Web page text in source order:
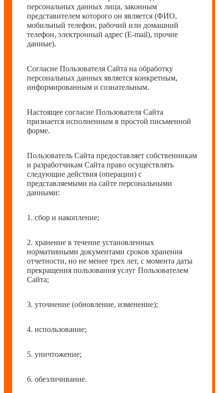
персональных данных лица, законным
представителем которого он является (ФИО,
мобильный телефон, рабочий или домашний
телефон, электронный адрес (E-mail), прочие
данные).
Согласие Пользователя Сайта на обработку
персональных данных является конкретным,
информированным и сознательным.
Настоящее согласие Пользователя Сайта
признается исполненным в простой письменной
форме.
Пользователь Сайта предоставляет собственникам
и разработчикам Сайта право осуществлять
следующие действия (операции) с
представляемыми на сайте персональными
данными:
1. сбор и накопление;
2. хранение в течение установленных
нормативными документами сроков хранения
отчетности, но не менее трех лет, с момента даты
прекращения пользования услуг Пользователем
Сайта;
3. уточнение (обновление, изменение);
4. использование;
5. уничтожение;
6. обезличивание.